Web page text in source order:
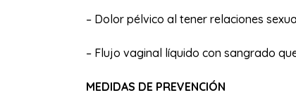
– Dolor pélvico al tener relaciones
– Flujo vaginal líquido con sangrado
MEDIDAS DE PREVENCIÓN